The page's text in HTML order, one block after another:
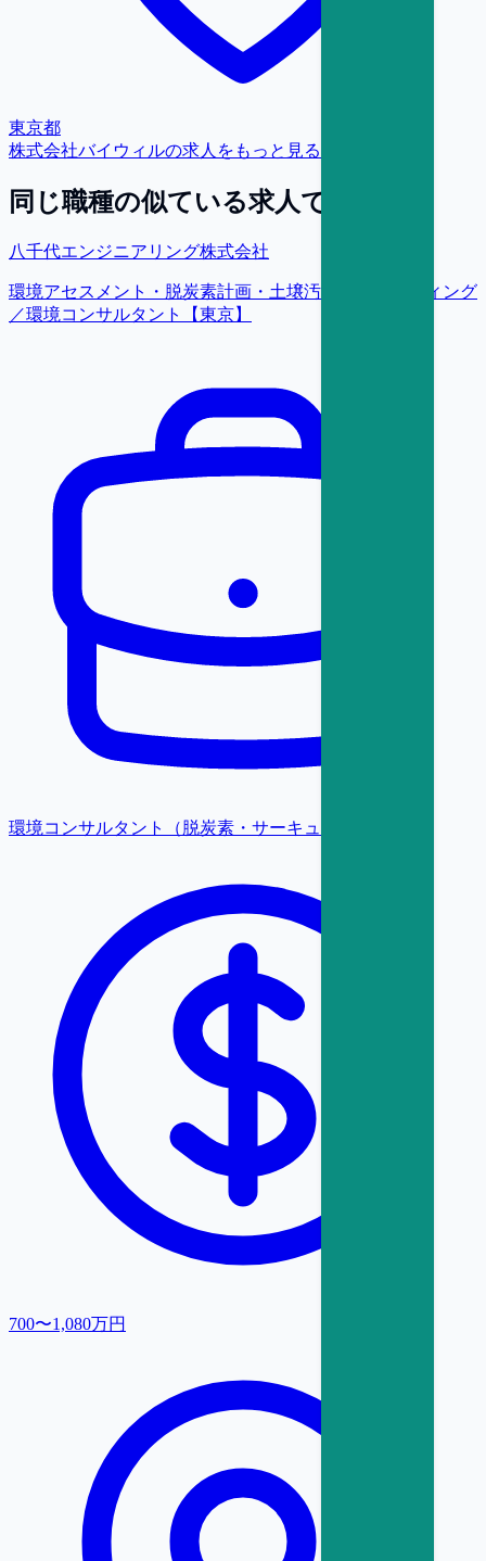
東京都
株式会社バイウィルの求人をもっと見る
同じ職種の似ている求人で探す
八千代エンジニアリング株式会社
環境アセスメント・脱炭素計画・土壌汚染コンサルティング
／環境コンサルタント【東京】
環境コンサルタント（脱炭素・サーキュラー）
700〜1,080万円